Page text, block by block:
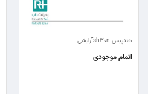
هندپیس sh30nآرایشی
اتمام موجودی